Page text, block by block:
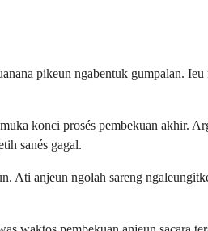
pikeun ngabentuk gumpalan.
konci prosés pembekuan akhir.
sanés gagal.
anjeun ngolah sareng